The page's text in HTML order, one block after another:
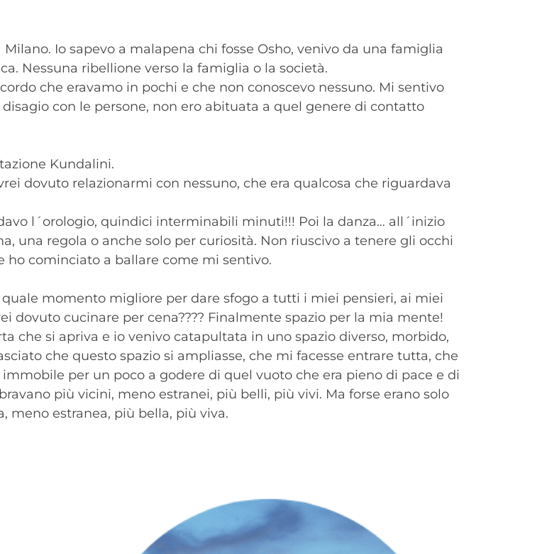
Io sapevo a malapena chi fosse Osho, venivo da una famiglia
Nessuna ribellione verso la famiglia o la società.
che eravamo in pochi e che non conoscevo nessuno. Mi sentivo
con le persone, non ero abituata a quel genere di contatto
Kundalini.
dovuto relazionarmi con nessuno, che era qualcosa che riguardava
l´orologio, quindici interminabili minuti!!! Poi la danza… all´inizio
una regola o anche solo per curiosità. Non riuscivo a tenere gli occhi
ho cominciato a ballare come mi sentivo.
momento migliore per dare sfogo a tutti i miei pensieri, ai miei
dovuto cucinare per cena???? Finalmente spazio per la mia mente!
che si apriva e io venivo catapultata in uno spazio diverso, morbido,
che questo spazio si ampliasse, che mi facesse entrare tutta, che
per un poco a godere di quel vuoto che era pieno di pace e di
più vicini, meno estranei, più belli, più vivi. Ma forse erano solo
meno estranea, più bella, più viva.